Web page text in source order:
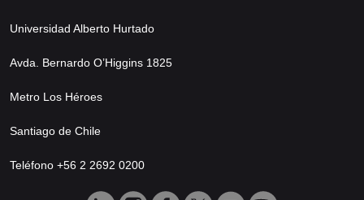
Universidad Alberto Hurtado
Avda. Bernardo O’Higgins 1825
Metro Los Héroes
Santiago de Chile
Teléfono +56 2 2692 0200